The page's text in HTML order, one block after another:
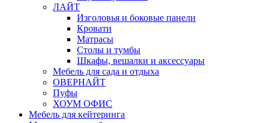
ЛАЙТ
Изголовья и боковые панели
Кровати
Матрасы
Столы и тумбы
Шкафы, вешалки и аксессуары
Мебель для сада и отдыха
ОВЕРНАЙТ
Пуфы
ХОУМ ОФИС
Мебель для кейтеринга